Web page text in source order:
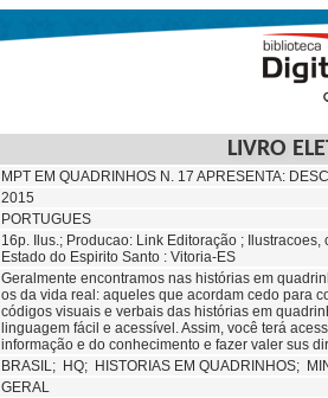
LIVRO
MPT EM QUADRINHOS N. 17 APRESENTA:
2015
PORTUGUES
16p. Ilus.; Producao: Link Editoração ;
Estado do Espirito Santo : Vitoria-ES
Geralmente encontramos nas histórias em
os da vida real: aqueles que acordam cedo para
códigos visuais e verbais das histórias em
linguagem fácil e acessível. Assim, você terá
informação e do conhecimento e fazer valer sus
BRASIL; HQ; HISTORIAS EM QUADRINHOS;
GERAL